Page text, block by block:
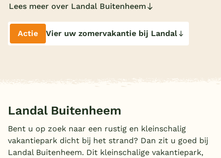
Bestemmingen
Nederland
Veluwe
Duitsland
Blog
Lees meer over Landal Buitenheem
Actie Vier uw zomervakantie bij Landal
Landal Buitenheem
Bent u op zoek naar een rustig en kleinschalig
vakantiepark dicht bij het strand? Dan zit u goed bij
Landal Buitenheem. Dit kleinschalige vakantiepark,